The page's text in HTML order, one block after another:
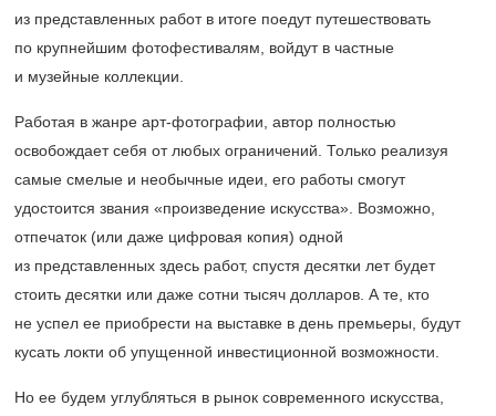
из представленных работ в итоге поедут путешествовать
по крупнейшим фотофестивалям, войдут в частные
и музейные коллекции.
Работая в жанре арт-фотографии, автор полностью
освобождает себя от любых ограничений. Только реализуя
самые смелые и необычные идеи, его работы смогут
удостоится звания «произведение искусства». Возможно,
отпечаток (или даже цифровая копия) одной
из представленных здесь работ, спустя десятки лет будет
стоить десятки или даже сотни тысяч долларов. А те, кто
не успел ее приобрести на выставке в день премьеры, будут
кусать локти об упущенной инвестиционной возможности.
Но ее будем углубляться в рынок современного искусства,